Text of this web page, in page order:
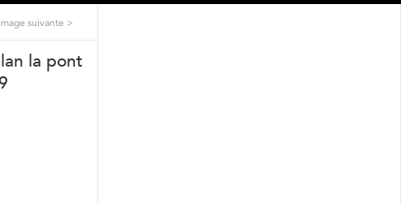
Image suivante >
la pont